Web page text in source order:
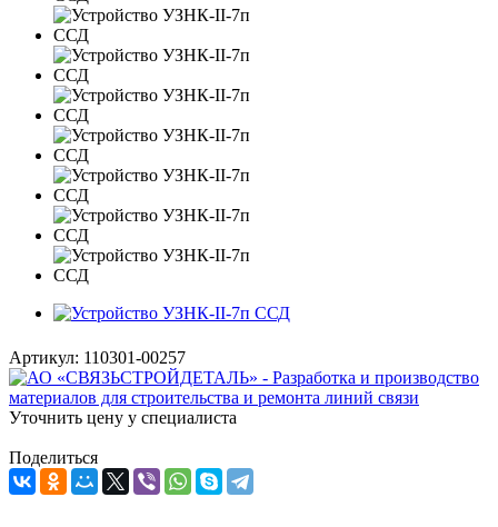
Артикул: 110301-00257
Уточнить цену у специалиста
Поделиться